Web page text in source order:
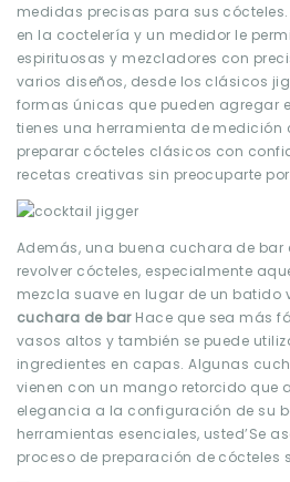
medidas precisas para sus
en la coctelería y un medidor le
espirituosas y mezcladores con
varios diseños, desde los clásicos
formas únicas que pueden agregar
tienes una herramienta de medición
preparar cócteles clásicos con
recetas creativas sin preocuparte
Además, una buena cuchara de bar
revolver cócteles, especialmente
mezcla suave en lugar de un batido
cuchara de bar Hace que sea más
vasos altos y también se puede
ingredientes en capas. Algunas
vienen con un mango retorcido que
elegancia a la configuración de su
herramientas esenciales, usted’Se
proceso de preparación de cócteles